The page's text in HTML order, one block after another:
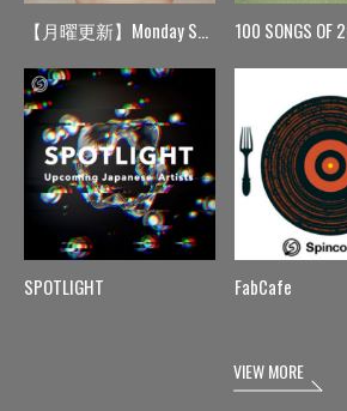
【月曜更新】Monday Spin
SPOTLIGHT
100 SONGS OF
FabCafe
VIEW MORE